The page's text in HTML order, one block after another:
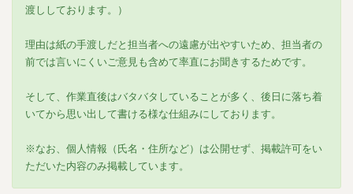
渡ししております。）
理由は紙の手渡しだと担当者への遠慮が出やすいため、担当者の
前では言いにくいご意見も含めて率直にお聞きするためです。
そして、作業直後はバタバタしていることが多く、後日に落ち着
いてから思い出して書ける様な仕組みにしております。
※なお、個人情報（氏名・住所など）は公開せず、掲載許可をい
ただいた内容のみ掲載しています。